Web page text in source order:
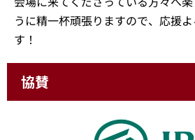
うに精一杯頑張りますので、応援
す！
協賛